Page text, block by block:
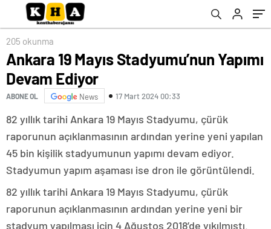
205 okunma
Ankara 19 Mayıs Stadyumu’nun Yapımı
Devam Ediyor
ABONE OL News 17 Mart 2024 00:33
82 yıllık tarihi Ankara 19 Mayıs Stadyumu, çürük
raporunun açıklanmasının ardından yerine yeni yapılan
45 bin kişilik stadyumunun yapımı devam ediyor.
Stadyumun yapım aşaması ise dron ile görüntülendi.
82 yıllık tarihi Ankara 19 Mayıs Stadyumu, çürük
raporunun açıklanmasının ardından yerine yeni bir
stadyum yapılması için 4 Ağustos 2018’de yıkılmıştı.
çalışmalarına devam ediyor